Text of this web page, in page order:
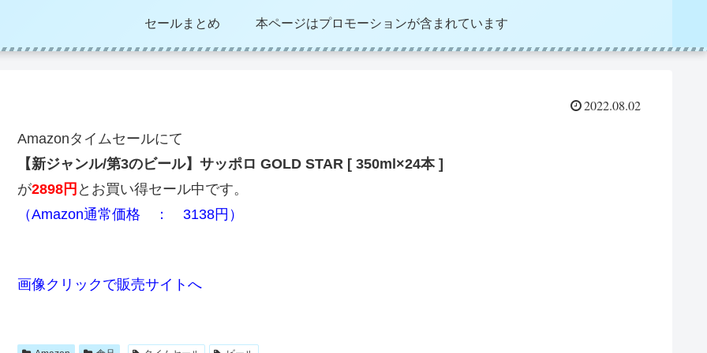
セールまとめ 本ページはプロモーションが含まれています
2022.08.02
Amazonタイムセールにて
【新ジャンル/第3のビール】サッポロ GOLD STAR [ 350ml×24本 ]
が2898円 とお買い得セール中です。
（Amazon通常価格 ： 3138円）
画像クリックで販売サイトへ